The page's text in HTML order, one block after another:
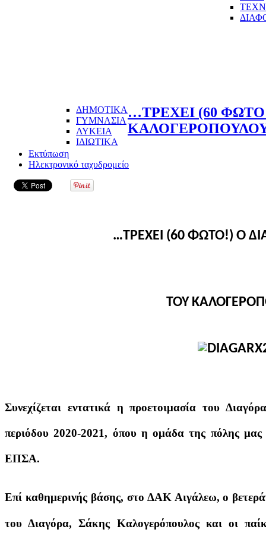
ΔΗΜΟΤΙΚΑ
ΓΥΜΝΑΣΙΑ
ΛΥΚΕΙΑ
ΙΔΙΩΤΙΚΑ
…ΤΡΕΧΕΙ (60
Εκτύπωση
Ηλεκτρονικό ταχυδρομείο
…ΤΡΕΧΕΙ (60 ΦΩΤΟ!) Ο
ΤΟΥ
Συνεχίζεται εντατικά η προετοιμασία του
περιόδου 2020-2021, όπου η ομάδα της πόλης
ΕΠΣΑ.
Επί καθημερινής βάσης, στο ΔΑΚ Αιγάλεω, ο
του Διαγόρα, Σάκης Καλογερόπουλος και οι